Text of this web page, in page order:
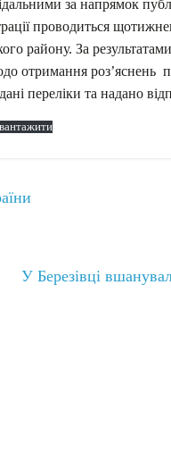
за напрямок
проводиться
району. За
отримання роз’яснень
переліки та надано
У Березівці